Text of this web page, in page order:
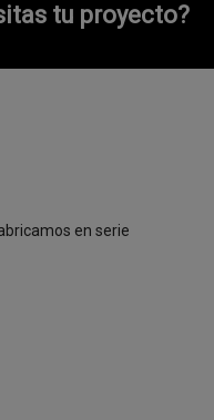
tu proyecto?
en serie